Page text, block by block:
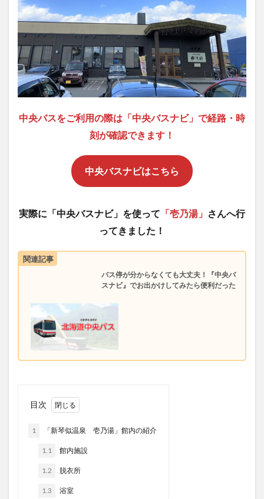
中央バスをご利用の際は「中央バスナビ」で経路・時
刻が確認できます！
中央バスナビはこちら
実際に「中央バスナビ」を使って 「壱乃湯」 さんへ行
ってきました！
関連記事
バス停が分からなくても大丈夫！『中央バ
スナビ』でお出かけしてみたら便利だった
目次
1 「新琴似温泉 壱乃湯」館内の紹介
1.1 館内施設
1.2 脱衣所
1.3 浴室